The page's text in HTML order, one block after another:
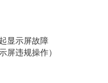
显示屏故障
屏违规操作）